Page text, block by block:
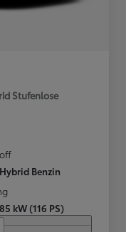
Stufenlose
Hybrid Benzin
85 kW (116 PS)